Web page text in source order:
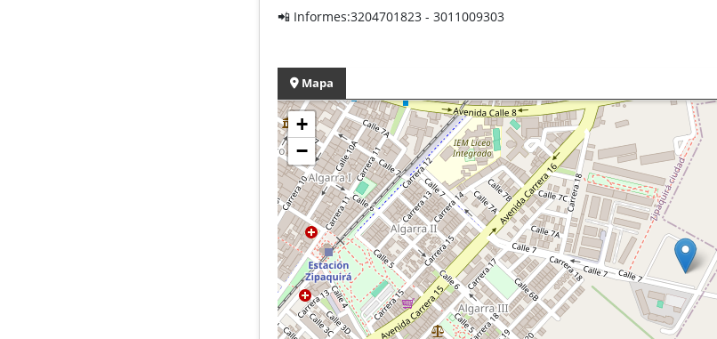
📲 Informes:3204701823 - 3011009303
Mapa
+
−